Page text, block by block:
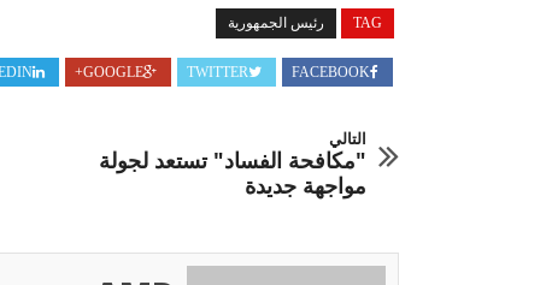
TAG رئيس الجمهورية
FACEBOOK
TWITTER
GOOGLE+
التالي
"مكافحة الفساد" تستعد لجولة
مواجهة جديدة